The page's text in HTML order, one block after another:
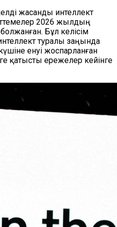
жасанды интеллект
2026 жылдың
болжанған. Бұл келісім
туралы заңында
енуі жоспарланған
қатысты ережелер кейінге